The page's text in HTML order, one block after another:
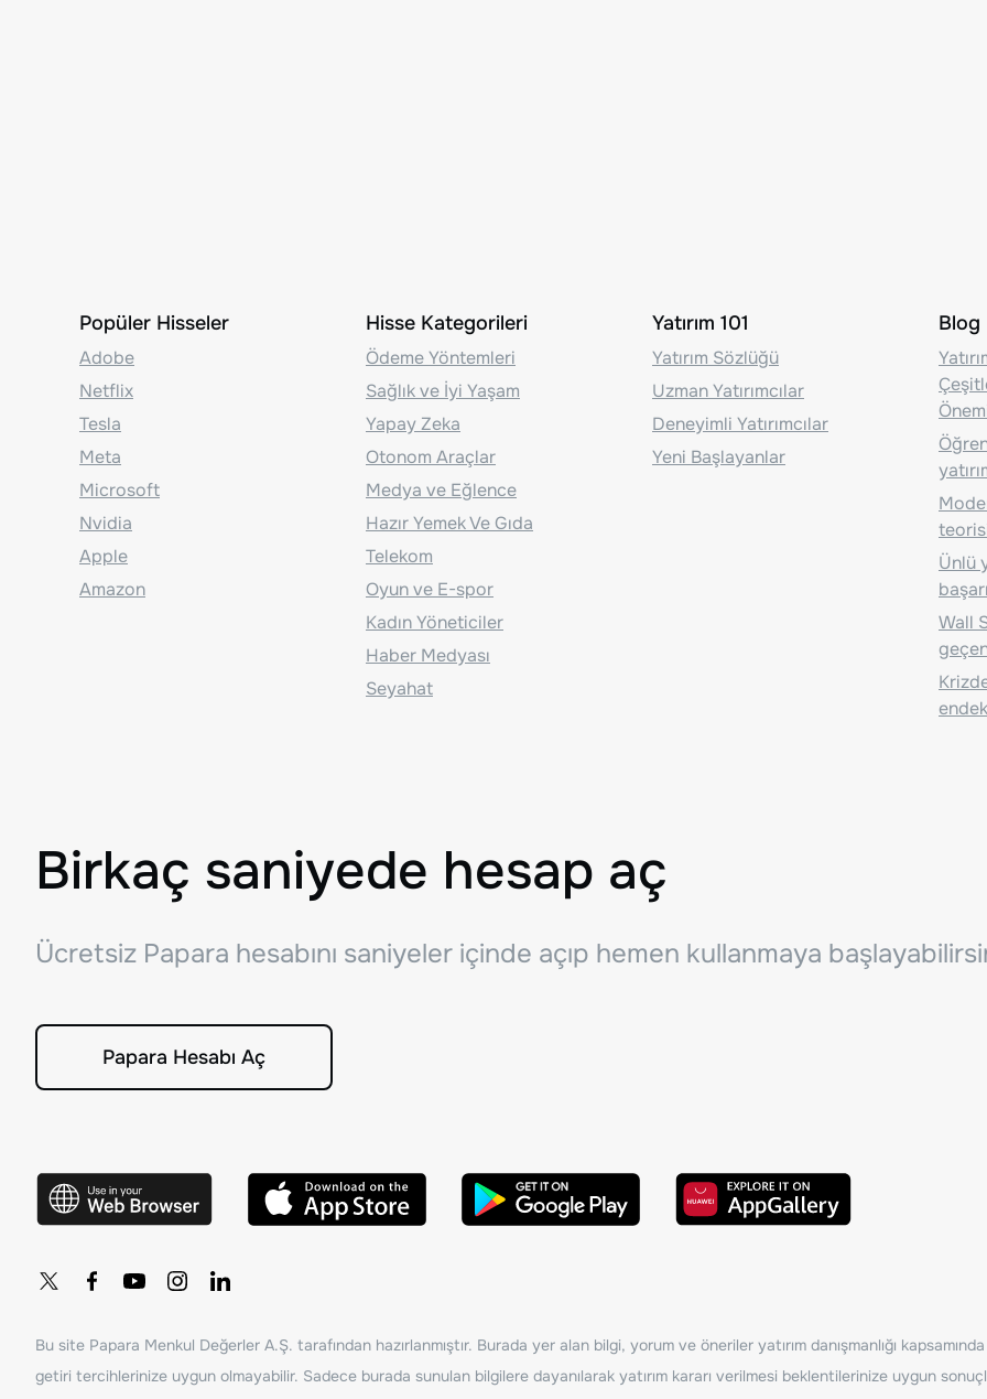
Popüler Hisseler
Adobe
Netflix
Tesla
Meta
Microsoft
Nvidia
Apple
Amazon
Hisse Kategorileri
Ödeme Yöntemleri
Sağlık ve İyi Yaşam
Yapay Zeka
Otonom Araçlar
Medya ve Eğlence
Hazır Yemek Ve Gıda
Telekom
Oyun ve E-spor
Kadın Yöneticiler
Haber Medyası
Seyahat
Yatırım 101
Yatırım Sözlüğü
Uzman Yatırımcılar
Deneyimli Yatırımcılar
Yeni Başlayanlar
Blog
Ünlü
Wall
Birkaç saniyede hesap aç
Ücretsiz Papara hesabını saniyeler içinde açıp hemen kullanmaya
Papara Hesabı Aç
Bu site Papara Menkul Değerler A.Ş. tarafından hazırlanmıştır. Burada yer alan bilgi, yorum ve öneriler yatırım danışmanlığı
getiri tercihlerinize uygun olmayabilir. Sadece burada sunulan bilgilere dayanılarak yatırım kararı verilmesi beklentilerinize uygun